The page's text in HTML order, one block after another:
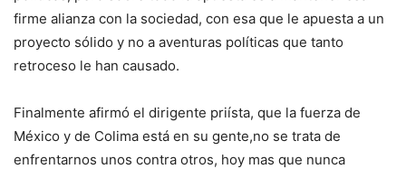
firme alianza con la sociedad, con esa que le apuesta a un
proyecto sólido y no a aventuras políticas que tanto
retroceso le han causado.
Finalmente afirmó el dirigente priísta, que la fuerza de
México y de Colima está en su gente,no se trata de
enfrentarnos unos contra otros, hoy mas que nunca